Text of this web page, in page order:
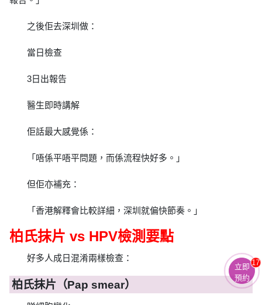
之後佢去深圳做：
當日檢查
3日出報告
醫生即時講解
佢話最大感覺係：
「唔係平唔平問題，而係流程快好多。」
但佢亦補充：
「香港解釋會比較詳細，深圳就偏快節奏。」
柏氏抹片 vs HPV檢測要點
好多人成日混淆兩樣檢查：
柏氏抹片（Pap smear）
立即
預約
17